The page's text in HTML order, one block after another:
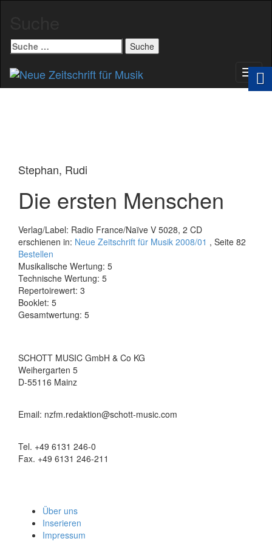
Suche
nach:
Stephan, Rudi
Die ersten Menschen
Verlag/Label: Radio France/Naïve V 5028, 2 CD
erschienen in: Neue Zeitschrift für Musik 2008/01 , Seite 82
Bestellen
Musikalische Wertung: 5
Technische Wertung: 5
Repertoirewert: 3
Booklet: 5
Gesamtwertung: 5
SCHOTT MUSIC GmbH & Co KG
Weihergarten 5
D-55116 Mainz
Email: nzfm.redaktion@schott-music.com
Tel. +49 6131 246-0
Fax. +49 6131 246-211
Über uns
Inserieren
Impressum